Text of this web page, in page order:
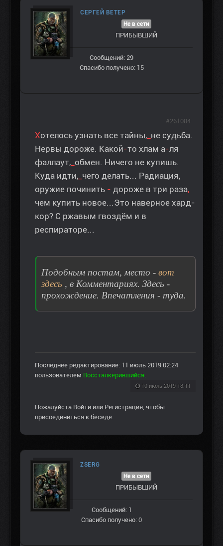
СЕРГЕЙ ВЕТЕР
Не в сети
ПРИБЫВШИЙ
Сообщений: 29
Спасибо получено: 15
Хотелось узнать все тайны, не судьба.
Нервы дороже. Какой-то хлам а-ля
фаллаут, обмен. Ничего не купишь.
Куда идти, чего делать... Радиация,
оружие починить - дороже в три раза,
чем купить новое...Это наверное хард-
кор? С ржавым гвоздём и в
респираторе...
Подобным постам, место - вот
здесь , в Комментариях. Здесь -
прохождение. Впечатления - туда.
Последнее редактирование: 11 июль 2019 02:24
пользователем Воссталкерившийся.
10 июль 2019 18:11
#261084
Пожалуйста Войти или Регистрация, чтобы
присоединиться к беседе.
ZSERG
Не в сети
ПРИБЫВШИЙ
Сообщений: 1
Спасибо получено: 0